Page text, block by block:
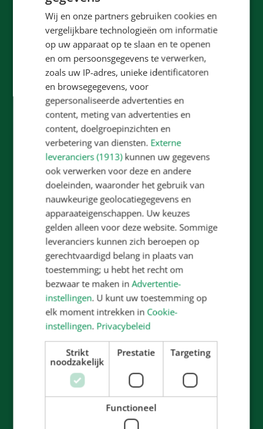
Aanmelden
Aanmelden
Het team
Bekijk het team
Wij en onze partners gebruiken cookies en
vergelijkbare technologieën om informatie
op uw apparaat op te slaan en te openen
en om persoonsgegevens te verwerken,
zoals uw IP-adres, unieke identificatoren
en browsegegevens, voor
gepersonaliseerde advertenties en
content, meting van advertenties en
content, doelgroepinzichten en
verbetering van diensten. Externe
leveranciers (1913)kunnen uw gegevens
ook verwerken voor deze en andere
doeleinden, waaronder het gebruik van
nauwkeurige geolocatiegegevens en
apparaateigenschappen. Uw keuzes
gelden alleen voor deze website. Sommige
leveranciers kunnen zich beroepen op
gerechtvaardigd belang in plaats van
toestemming; u hebt het recht om
bezwaar te maken inAdvertentie-
instellingen. U kunt uw toestemming op
elk moment intrekken in Cookie-
instellingen. Privacybeleid
Strikt
noodzakelijk
Prestatie Targeting
Functioneel